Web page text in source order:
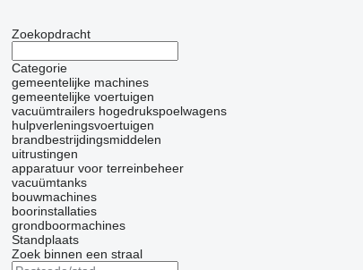
Zoekopdracht
Categorie
gemeentelijke machines
gemeentelijke voertuigen
vacuümtrailers hogedrukspoelwagens
hulpverleningsvoertuigen
brandbestrijdingsmiddelen
uitrustingen
apparatuur voor terreinbeheer
vacuümtanks
bouwmachines
boorinstallaties
grondboormachines
Standplaats
Zoek binnen een straal